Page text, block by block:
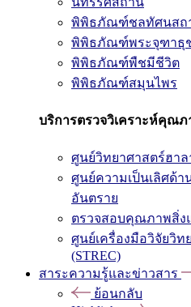
พิพิธภัณฑ์ชลทัศนสถ
พิพิธภัณฑ์พระจุฑาธุ
พิพิธภัณฑ์พืชมีชีวิต
พิพิธภัณฑ์สมุนไพร
บริการตรวจวิเคราะห์คุณภ
ศูนย์วิทยาศาสตร์ฮาล
ศูนย์ความเป็นเลิศด้า
อันตราย
ตรวจสอบคุณภาพสิ่ง
ศูนย์เครื่องมือวิจัยวิท
(STREC)
สาระความรู้และข่าวสาร
ย้อนกลับ